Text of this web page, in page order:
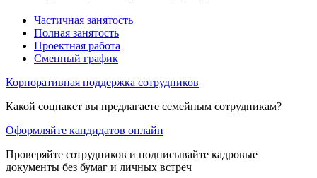
Частичная занятость
Полная занятость
Проектная работа
Сменный график
Корпоративная поддержка сотрудников
Какой соцпакет вы предлагаете семейным сотрудникам?
Оформляйте кандидатов онлайн
Проверяйте сотрудников и подписывайте кадровые
документы без бумаг и личных встреч